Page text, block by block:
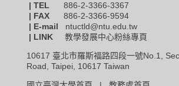
| TEL 886-2-3366-3367
| FAX
886-2-3366-9594
| E-mail ntuctld@ntu.edu.tw
| LINK 教學發展中心粉絲專頁
10617 臺北市羅斯福路四段一號No.1,
Road, Taipei, 10617 Taiwan